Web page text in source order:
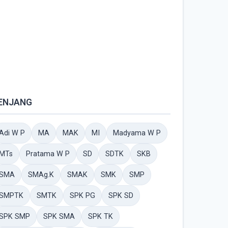
W P MA MAK MI Madyama W P
Pratama W P SD SDTK SKB
SMAg.K SMAK SMK SMP
SMTK SPK PG SPK SD
SMP SPK SMA SPK TK